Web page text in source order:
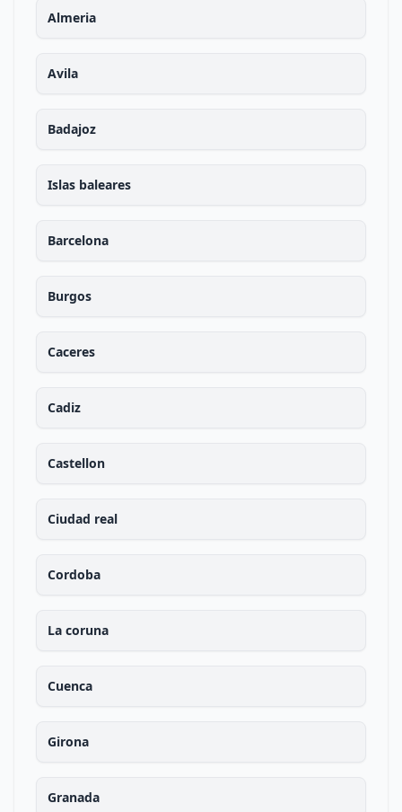
Almeria
Avila
Badajoz
Islas baleares
Barcelona
Burgos
Caceres
Cadiz
Castellon
Ciudad real
Cordoba
La coruna
Cuenca
Girona
Granada